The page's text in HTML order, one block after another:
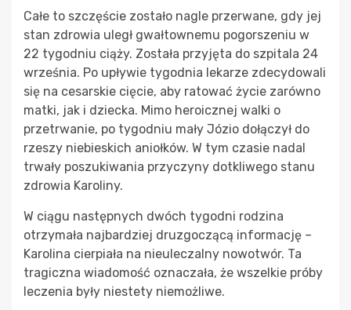
Całe to szczęście zostało nagle przerwane, gdy jej
stan zdrowia uległ gwałtownemu pogorszeniu w
22 tygodniu ciąży. Została przyjęta do szpitala 24
września. Po upływie tygodnia lekarze zdecydowali
się na cesarskie cięcie, aby ratować życie zarówno
matki, jak i dziecka. Mimo heroicznej walki o
przetrwanie, po tygodniu mały Józio dołączył do
rzeszy niebieskich aniołków. W tym czasie nadal
trwały poszukiwania przyczyny dotkliwego stanu
zdrowia Karoliny.
W ciągu następnych dwóch tygodni rodzina
otrzymała najbardziej druzgoczącą informację –
Karolina cierpiała na nieuleczalny nowotwór. Ta
tragiczna wiadomość oznaczała, że wszelkie próby
leczenia były niestety niemożliwe.